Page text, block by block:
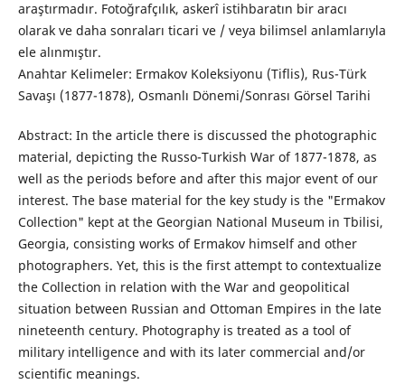
araştırmadır. Fotoğrafçılık, askerî istihbaratın bir aracı
olarak ve daha sonraları ticari ve / veya bilimsel anlamlarıyla
ele alınmıştır.
Anahtar Kelimeler: Ermakov Koleksiyonu (Tiflis), Rus-Türk
Savaşı (1877-1878), Osmanlı Dönemi/Sonrası Görsel Tarihi
Abstract: In the article there is discussed the photographic
material, depicting the Russo-Turkish War of 1877-1878, as
well as the periods before and after this major event of our
interest. The base material for the key study is the "Ermakov
Collection" kept at the Georgian National Museum in Tbilisi,
Georgia, consisting works of Ermakov himself and other
photographers. Yet, this is the first attempt to contextualize
the Collection in relation with the War and geopolitical
situation between Russian and Ottoman Empires in the late
nineteenth century. Photography is treated as a tool of
military intelligence and with its later commercial and/or
scientific meanings.